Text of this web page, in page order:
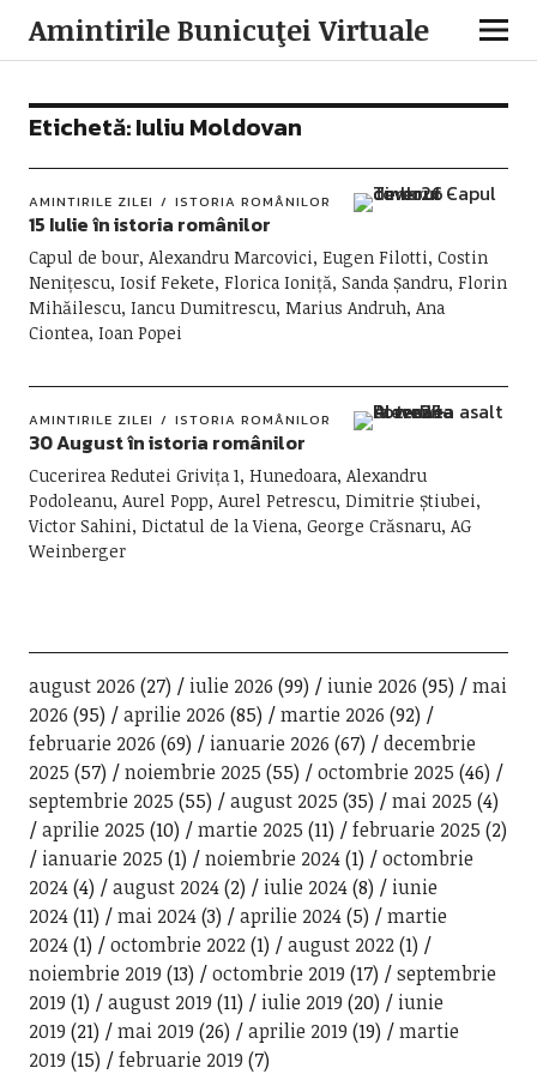
Amintirile Bunicuţei Virtuale
Etichetă:Iuliu Moldovan
AMINTIRILE ZILEI ISTORIA ROMÂNILOR
15 Iulie în istoria românilor
Capul de bour, Alexandru Marcovici, Eugen Filotti, Costin
Nenițescu, Iosif Fekete, Florica Ioniță, Sanda Șandru, Florin
Mihăilescu, Iancu Dumitrescu, Marius Andruh, Ana
Ciontea, Ioan Popei
AMINTIRILE ZILEI ISTORIA ROMÂNILOR
30 August în istoria românilor
Cucerirea Redutei Grivița 1, Hunedoara, Alexandru
Podoleanu, Aurel Popp, Aurel Petrescu, Dimitrie Știubei,
Victor Sahini, Dictatul de la Viena, George Crăsnaru, AG
Weinberger
august 2026 (27) iulie 2026 (99) iunie 2026 (95)
mai
2026 (95) aprilie 2026 (85) martie 2026 (92)
februarie 2026 (69) ianuarie 2026 (67)
decembrie
2025 (57) noiembrie 2025 (55) octombrie 2025 (46)
septembrie 2025 (55) august 2025 (35) mai 2025 (4)
aprilie 2025 (10) martie 2025 (11) februarie 2025 (2)
ianuarie 2025 (1) noiembrie 2024(1)
octombrie
2024(4) august 2024(2) iulie 2024(8)
iunie
2024(11) mai 2024(3) aprilie 2024(5)
martie
2024(1) octombrie 2022(1) august 2022(1)
noiembrie 2019 (13) octombrie 2019 (17)
septembrie
2019 (1) august 2019 (11) iulie 2019 (20)
iunie
2019 (21) mai 2019 (26) aprilie 2019 (19)
martie
2019 (15) februarie 2019 (7)